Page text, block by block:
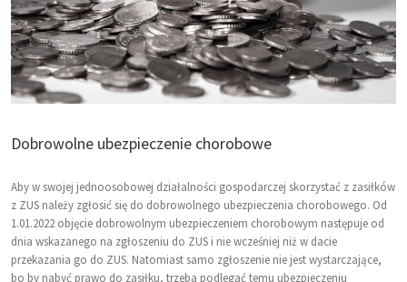
Dobrowolne ubezpieczenie chorobowe
Aby w swojej jednoosobowej działalności gospodarczej skorzystać z zasiłków
z ZUS należy zgłosić się do dobrowolnego ubezpieczenia chorobowego. Od
1.01.2022 objęcie dobrowolnym ubezpieczeniem chorobowym następuje od
dnia wskazanego na zgłoszeniu do ZUS i nie wcześniej niż w dacie
przekazania go do ZUS. Natomiast samo zgłoszenie nie jest wystarczające,
bo by nabyć prawo do zasiłku, trzeba podlegać temu ubezpieczeniu